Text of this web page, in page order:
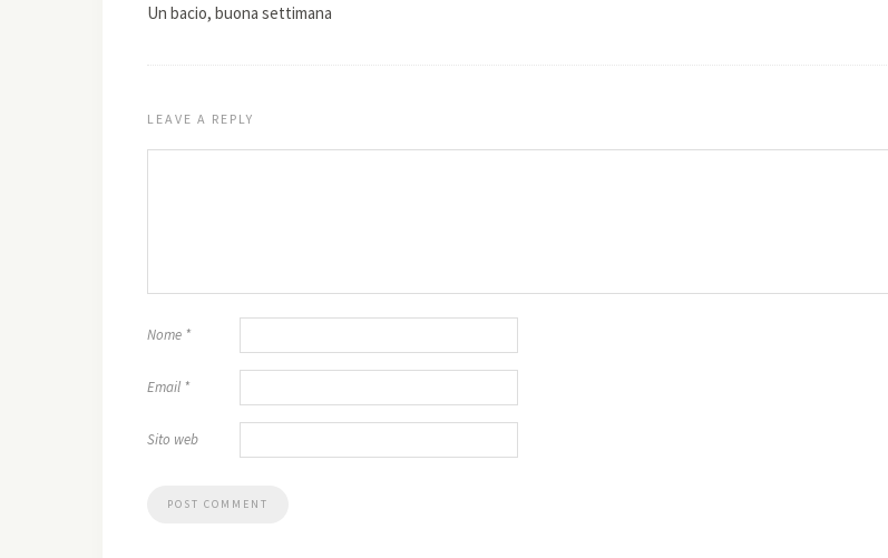
Un bacio, buona settimana
LEAVE A REPLY
Nome *
Email *
Sito web